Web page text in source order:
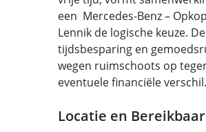
een Mercedes-Benz –
Lennik de logische keuze. De
tijdsbesparing en
wegen ruimschoots op
eventuele financiële verschil.
Locatie en